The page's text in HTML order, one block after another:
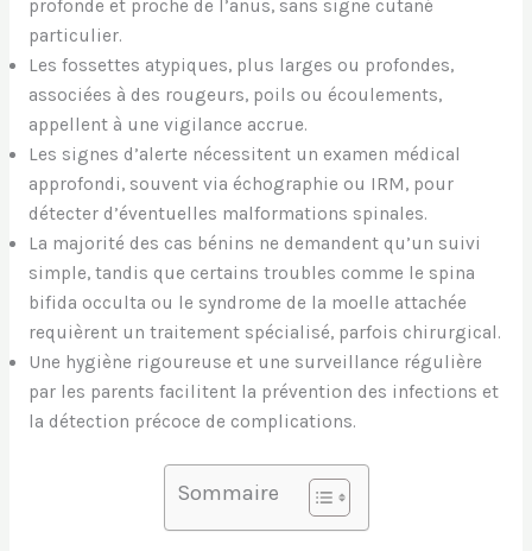
profonde et proche de l’anus, sans signe cutané
particulier.
Les fossettes atypiques, plus larges ou profondes,
associées à des rougeurs, poils ou écoulements,
appellent à une vigilance accrue.
Les signes d’alerte nécessitent un examen médical
approfondi, souvent via échographie ou IRM, pour
détecter d’éventuelles malformations spinales.
La majorité des cas bénins ne demandent qu’un suivi
simple, tandis que certains troubles comme le spina
bifida occulta ou le syndrome de la moelle attachée
requièrent un traitement spécialisé, parfois chirurgical.
Une hygiène rigoureuse et une surveillance régulière
par les parents facilitent la prévention des infections et
la détection précoce de complications.
Sommaire